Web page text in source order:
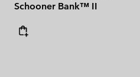
Schooner Bank™ II